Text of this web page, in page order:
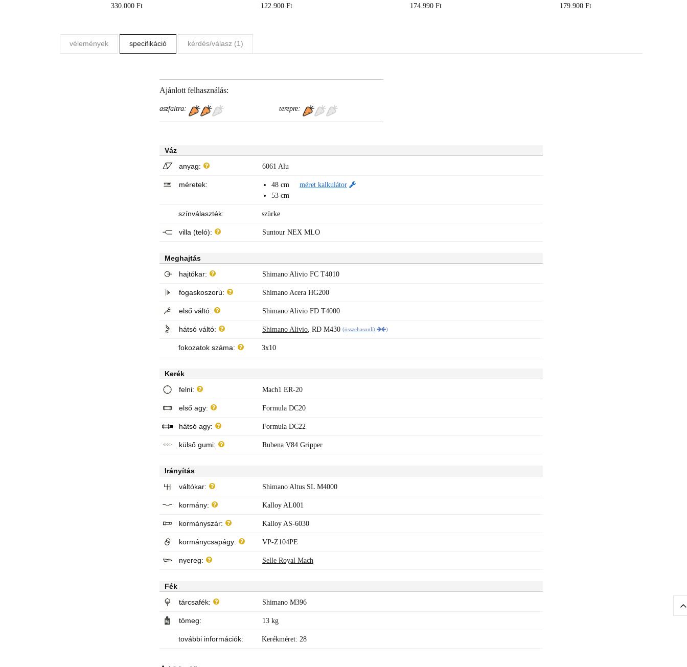
330.000 Ft 122.900 Ft 174.990 Ft 179.900 Ft
vélemények specifikáció kérdés/válasz (1)
Ajánlott felhasználás:
aszfaltra: terepre:
Váz
anyag:
6061 Alu
méretek:
48 cm
53 cm
méret kalkulátor
színválaszték: szürke
villa (teló): Suntour NEX MLO
Meghajtás
hajtókar:
Shimano Alivio FC T4010
fogaskoszorú: Shimano Acera HG200
első váltó: Shimano Alivio FD T4000
hátsó váltó: Shimano Alivio RD M430 (összehasonlít )
fokozatok száma: 3x10
Kerék
felni:
Mach1 ER-20
első agy: Formula DC20
hátsó agy: Formula DC22
külső gumi: Rubena V84 Gripper
Irányítás
váltókar:
Shimano Altus SL M4000
kormány: Kalloy AL001
kormányszár: Kalloy AS-6030
kormánycsapágy: VP-Z104PE
nyereg: Selle Royal Mach
Fék
tárcsafék:
Shimano M396
tömeg: 13 kg
további információk: Kerékméret: 28